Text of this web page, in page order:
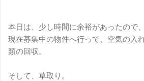
本日は、少し時間に余裕があったので、
現在募集中の物件へ行って、空気の入
類の回収。
そして、草取り。